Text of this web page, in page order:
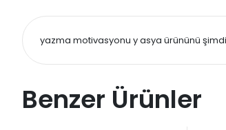
yazma motivasyonu y asya ürününü
Benzer Ürünler